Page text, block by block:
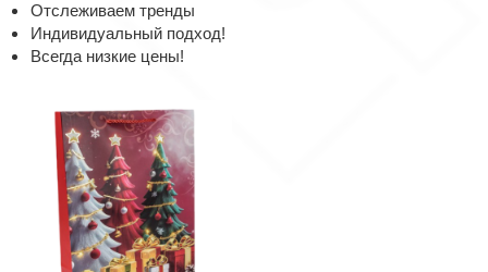
Отслеживаем тренды
Индивидуальный подход!
Всегда низкие цены!